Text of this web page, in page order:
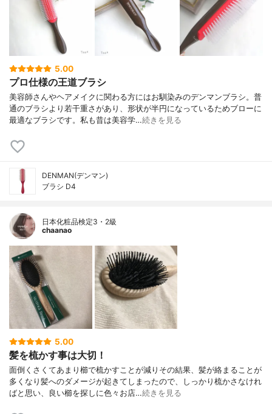
5.00
プロ仕様の王道ブラシ
美容師さんやヘアメイクに関わる方にはお馴染みのデンマンブラシ。普
通のブラシより若干重さがあり、形状が半円になっているためブローに
最適なブラシです。私も昔は美容学…続きを見る
DENMAN(デンマン)
ブラシ D4
日本化粧品検定3・2級
chaanao
5.00
髪を梳かす事は大切！
面倒くさくてあまり櫛で梳かすことが減りその結果、髪が絡まることが
多くなり髪へのダメージが起きてしまったので、しっかり梳かさなけれ
ばと思い、良い櫛を探しに色々お店…続きを見る